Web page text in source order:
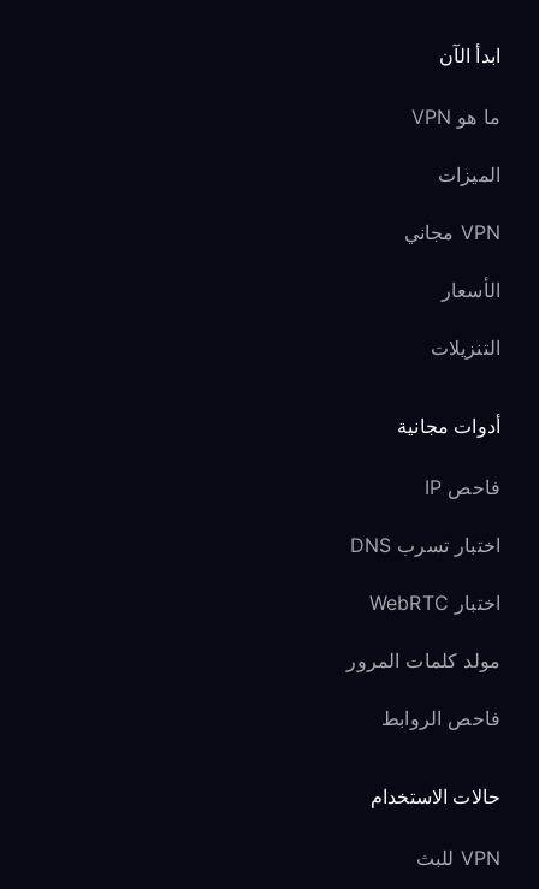
ابدأ الآن
ما هو VPN
الميزات
VPN مجاني
الأسعار
التنزيلات
أدوات مجانية
فاحص IP
اختبار تسرب DNS
اختبار WebRTC
مولد كلمات المرور
فاحص الروابط
حالات الاستخدام
VPN للبث